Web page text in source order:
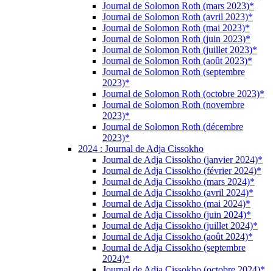
Journal de Solomon Roth (mars 2023)*
Journal de Solomon Roth (avril 2023)*
Journal de Solomon Roth (mai 2023)*
Journal de Solomon Roth (juin 2023)*
Journal de Solomon Roth (juillet 2023)*
Journal de Solomon Roth (août 2023)*
Journal de Solomon Roth (septembre
2023)*
Journal de Solomon Roth (octobre 2023)*
Journal de Solomon Roth (novembre
2023)*
Journal de Solomon Roth (décembre
2023)*
2024 : Journal de Adja Cissokho
Journal de Adja Cissokho (janvier 2024)*
Journal de Adja Cissokho (février 2024)*
Journal de Adja Cissokho (mars 2024)*
Journal de Adja Cissokho (avril 2024)*
Journal de Adja Cissokho (mai 2024)*
Journal de Adja Cissokho (juin 2024)*
Journal de Adja Cissokho (juillet 2024)*
Journal de Adja Cissokho (août 2024)*
Journal de Adja Cissokho (septembre
2024)*